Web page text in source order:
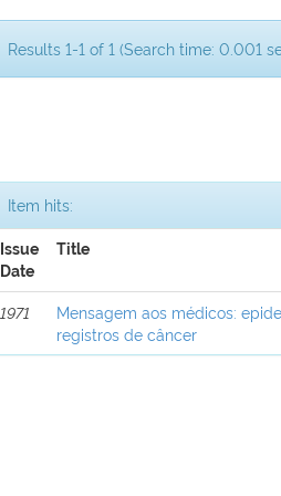
Results 1-1 of 1 (Search time: 0.001
Item hits:
Issue
Date
Title
1971
Mensagem aos médicos:
registros de câncer